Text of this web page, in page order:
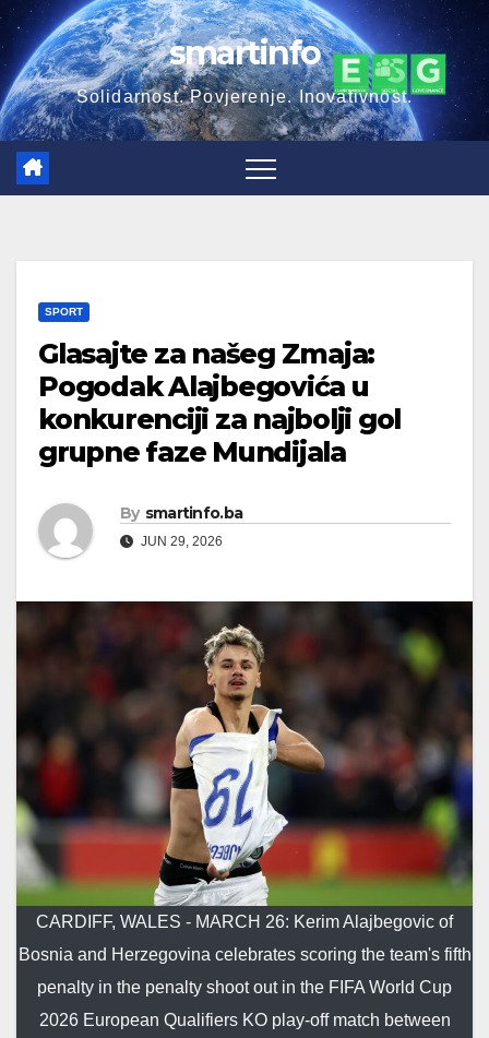
Skip
to
content
smartinfo
Solidarnost. Povjerenje. Inovativnost.
SPORT
Glasajte za našeg Zmaja:
Pogodak Alajbegovića u
konkurenciji za najbolji gol
grupne faze Mundijala
By smartinfo.ba
JUN 29, 2026
CARDIFF, WALES - MARCH 26: Kerim Alajbegovic of
Bosnia and Herzegovina celebrates scoring the team's fifth
penalty in the penalty shoot out in the FIFA World Cup
2026 European Qualifiers KO play-off match between